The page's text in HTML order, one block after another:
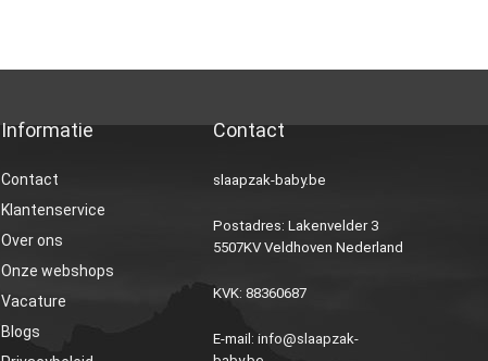
Informatie
Contact
Klantenservice
Over ons
Onze webshops
Vacature
Blogs
Contact
slaapzak-baby.be
Postadres: Lakenvelder 3
5507KV Veldhoven Nederland
KVK: 88360687
E-mail:info@slaapzak-